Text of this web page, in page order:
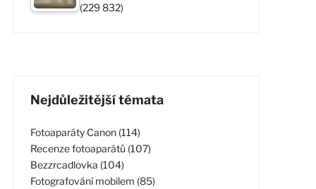
(229 832)
Nejdůležitější témata
Fotoaparáty Canon (114)
Recenze fotoaparátů (107)
Bezzrcadlovka (104)
Fotografování mobilem (85)